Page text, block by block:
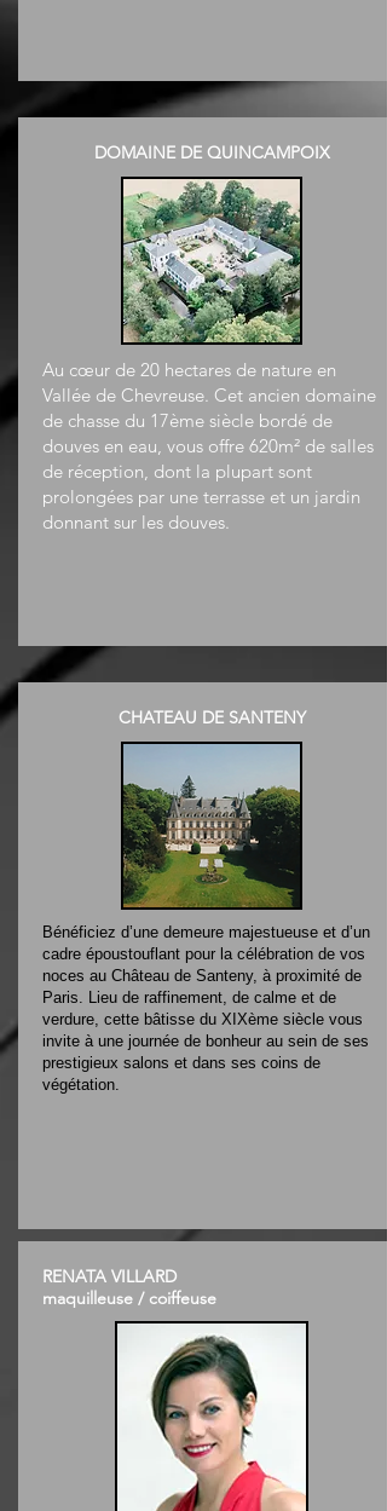
DOMAINE DE QUINCAMPOIX
Au cœur de 20 hectares de nature en
Vallée de Chevreuse. Cet ancien domaine
de chasse du 17ème siècle bordé de
douves en eau, vous offre 620m² de salles
de réception, dont la plupart sont
prolongées par une terrasse et un jardin
donnant sur les douves.
CHATEAU DE SANTENY
Bénéficiez d’une demeure majestueuse et d’un
cadre époustouflant pour la célébration de vos
noces au Château de Santeny, à proximité de
Paris. Lieu de raffinement, de calme et de
verdure, cette bâtisse du XIXème siècle vous
invite à une journée de bonheur au sein de ses
prestigieux salons et dans ses coins de
végétation.
RENATA VILLARD
maquilleuse / coiffeuse